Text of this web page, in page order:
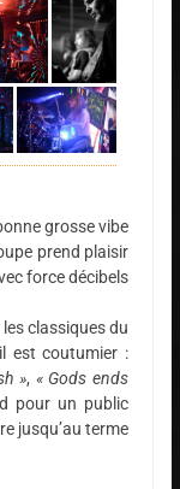
grosse vibe
prend plaisir
force décibels
classiques du
est coutumier :
», « Gods ends
pour un public
jusqu’au terme